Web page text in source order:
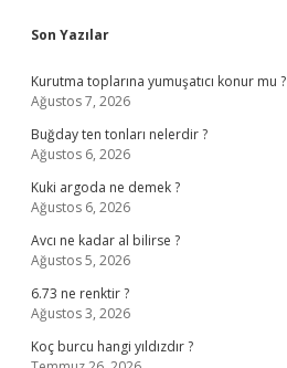
Sidebar
Son Yazılar
Kurutma toplarına yumuşatıcı konur mu ?
Ağustos 7, 2026
Buğday ten tonları nelerdir ?
Ağustos 6, 2026
Kuki argoda ne demek ?
Ağustos 6, 2026
Avcı ne kadar al bilirse ?
Ağustos 5, 2026
6.73 ne renktir ?
Ağustos 3, 2026
Koç burcu hangi yıldızdır ?